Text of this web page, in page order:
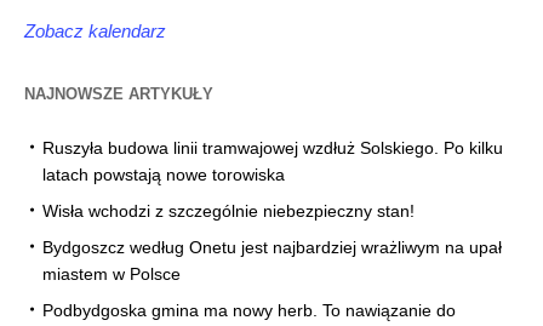
Zobacz kalendarz
NAJNOWSZE ARTYKUŁY
Ruszyła budowa linii tramwajowej wzdłuż Solskiego. Po kilku
latach powstają nowe torowiska
Wisła wchodzi z szczególnie niebezpieczny stan!
Bydgoszcz według Onetu jest najbardziej wrażliwym na upał
miastem w Polsce
Podbydgoska gmina ma nowy herb. To nawiązanie do